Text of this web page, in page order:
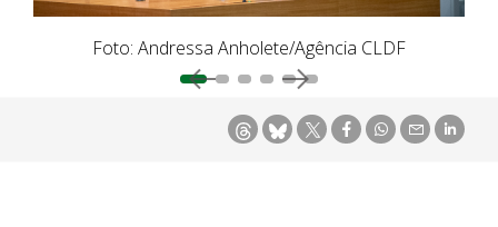
Foto: Andressa Anholete/Agência CLDF